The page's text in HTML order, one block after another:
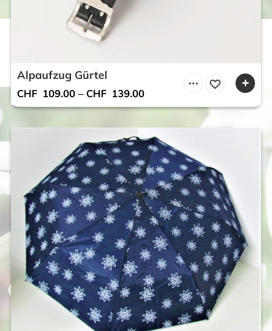
Alpaufzug Gürtel
CHF 109.00 – CHF 139.00